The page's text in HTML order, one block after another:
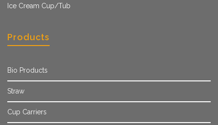
Ice Cream Cup/Tub
Products
Bio Products
Straw
Cup Carriers